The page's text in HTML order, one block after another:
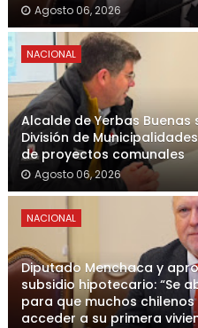
Agosto 06, 2026
NACIONAL
Alcalde de Yerbas
División de
de proyectos comunales
Agosto 06, 2026
NACIONAL
Diputado Menchaca y
subsidio hipotecario: “Se
para que muchos
acceder a su primera